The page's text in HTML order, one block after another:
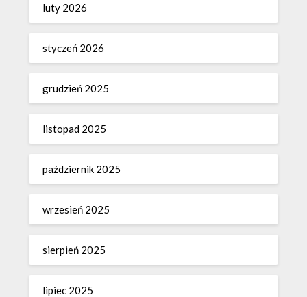
luty 2026
styczeń 2026
grudzień 2025
listopad 2025
październik 2025
wrzesień 2025
sierpień 2025
lipiec 2025